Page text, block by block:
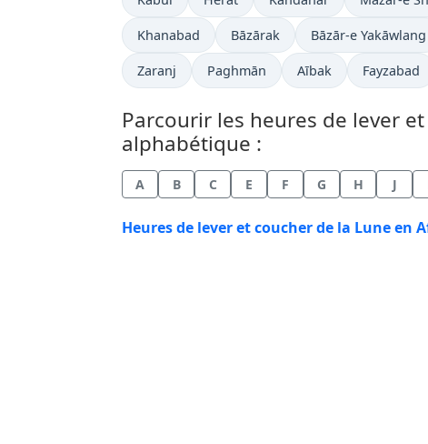
Khanabad Bāzārak Bāzār-e Yakāwlang
Zaranj Paghmān Aībak Fayzabad
Parcourir les heures de lever
alphabétique :
A B C E F G H J
Heures de lever et coucher de la Lune en